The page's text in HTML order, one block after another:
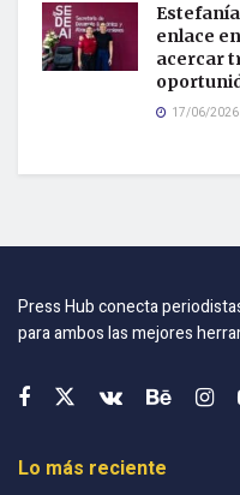
enlace
acercar
17/06/2026
Press Hub conecta
para ambos las mejores
Lo más reciente